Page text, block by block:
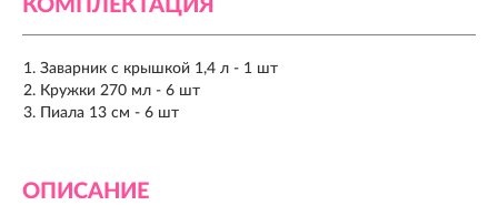
КОМПЛЕКТАЦИЯ
Заварник с крышкой 1,4 л - 1 шт
Кружки 270 мл - 6 шт
Пиала 13 см - 6 шт
ОПИСАНИЕ